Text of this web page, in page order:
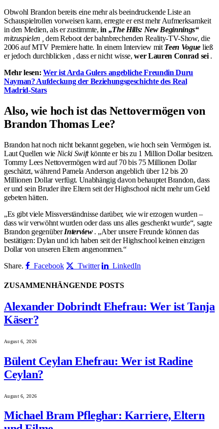
Obwohl Brandon bereits eine mehr als beeindruckende Liste an
Schauspielrollen vorweisen kann, erregte er erst mehr Aufmerksamkeit
in den Medien, als er zustimmte,in „The Hills: New Beginnings“
mitzuspielen , dem Reboot der bahnbrechenden Reality-TV-Show, die
2006 auf MTV Premiere hatte. In einem Interview mitTeen Vogue ließ
er jedoch durchblicken , dass er nicht wisse,wer Lauren Conrad sei.
Mehr lesen:Wer ist Arda Gulers angebliche Freundin Duru
Nayman? Aufdeckung der Beziehungsgeschichte des Real
Madrid-Stars
Also, wie hoch ist das Nettovermögen von
Brandon Thomas Lee?
Brandon hat noch nicht bekannt gegeben, wie hoch sein Vermögen ist.
Laut Quellen wie Nicki Swiftkönnte er bis zu 1 Million Dollar besitzen.
Tommy Lees Nettovermögen wird auf 70 bis 75 Millionen Dollar
geschätzt, während Pamela Anderson angeblich über 12 bis 20
Millionen Dollar verfügt. Unabhängig davon behauptet Brandon, dass
er und sein Bruder ihre Eltern seit der Highschool nicht mehr um Geld
gebeten hätten.
„Es gibt viele Missverständnisse darüber, wie wir erzogen wurden –
dass wir verwöhnt wurden oder dass uns alles geschenkt wurde“, sagte
Brandon gegenüberInterview. „Aber unsere Freunde können das
bestätigen: Dylan und ich haben seit der Highschool keinen einzigen
Dollar von unseren Eltern angenommen.“
Share.
Facebook Twitter LinkedIn
ZUSAMMENHÄNGENDE POSTS
Alexander Dobrindt Ehefrau: Wer ist Tanja
Käser?
August 6, 2026
Bülent Ceylan Ehefrau: Wer ist Radine
Ceylan?
August 6, 2026
Michael Bram Pfleghar: Karriere, Eltern